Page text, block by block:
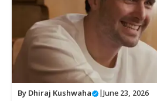
By Dhiraj Kushwaha June 23, 2026